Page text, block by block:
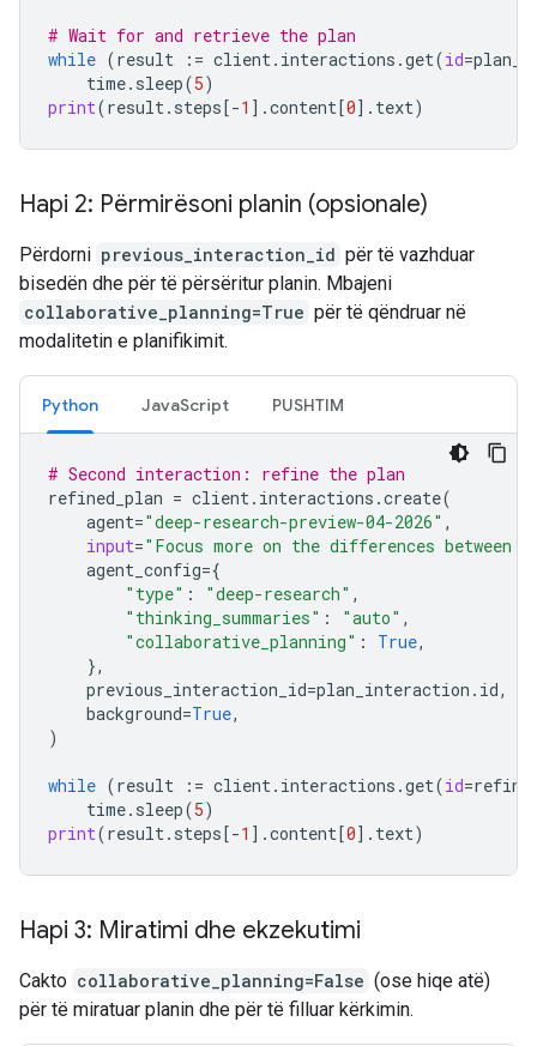
# Wait for and retrieve the plan
while (result := client. interactions .get(id=
time. sleep(5)
print(result. steps[-1 ] .content[0] . text)
Hapi 2: Përmirësoni planin (opsionale)
Përdorni previous_interaction_id për të vazhduar
bisedën dhe për të përsëritur planin. Mbajeni
collaborative_planning=True për të qëndruar në
modalitetin e planifikimit.
Python JavaScript PUSHTIM
# Second interaction: refine the plan
refined_plan = client. interactions .create(
agent="deep-research-preview-04-2026" ,
input="Focus more on the differences between
agent_config={
"type" : "deep-research" ,
"thinking_summaries" : "auto" ,
"collaborative_planning" : True,
},
previous_interaction_id=plan_interaction . id,
background=True,
)
while (result := client. interactions .get(id=
time. sleep(5)
print(result. steps[-1 ] .content[0] . text)
Hapi 3: Miratimi dhe ekzekutimi
Cakto collaborative_planning=False (ose hiqe atë)
për të miratuar planin dhe për të filluar kërkimin.